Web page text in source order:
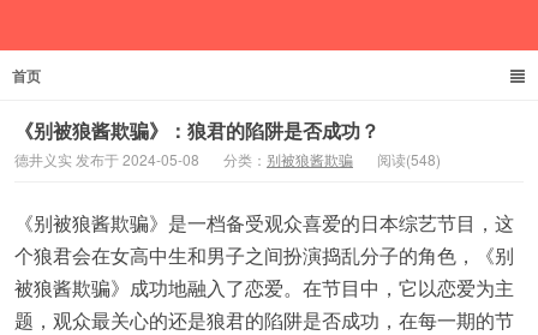
首页
《别被狼酱欺骗》：狼君的陷阱是否成功？
德井义实 发布于 2024-05-08 分类： 别被狼酱欺骗 阅读(548)
《别被狼酱欺骗》是一档备受观众喜爱的日本综艺节目，这
个狼君会在女高中生和男子之间扮演捣乱分子的角色，《别
被狼酱欺骗》成功地融入了恋爱。在节目中，它以恋爱为主
题，观众最关心的还是狼君的陷阱是否成功，在每一期的节